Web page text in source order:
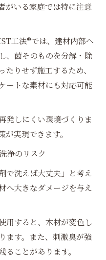
がいる家庭では特に注意
工法®では、建材内部へ
、菌そのものを分解・除
りせず施工するため、
ートな素材にも対応可能
発しにくい環境づくりま
実現できます。
浄のリスク
で洗えば大丈夫」と考え
へ大きなダメージを与え
用すると、木材が変色し
ます。また、刺激臭が強
ることがあります。